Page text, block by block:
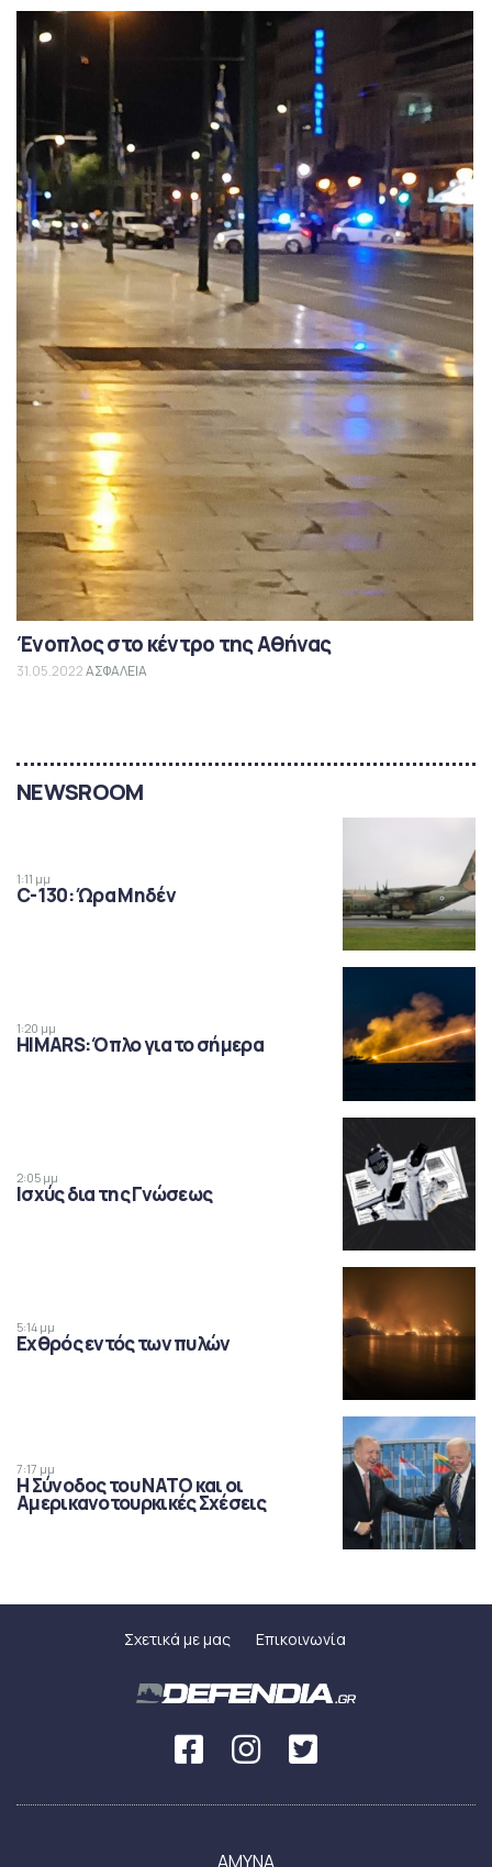
Ένοπλος στο κέντρο της Αθήνας
31.05.2022ΑΣΦΑΛΕΙΑ
NEWSROOM
1:11 μμ
C-130: Ώρα Μηδέν
1:20 μμ
HIMARS: Όπλο για το σήμερα
2:05 μμ
Ισχύς δια της Γνώσεως
5:14 μμ
Εχθρός εντός των πυλών
7:17 μμ
Η Σύνοδος του ΝΑΤΟ και οι
Αμερικανοτουρκικές Σχέσεις
Σχετικά με μας Επικοινωνία
ΑΜΥΝΑ